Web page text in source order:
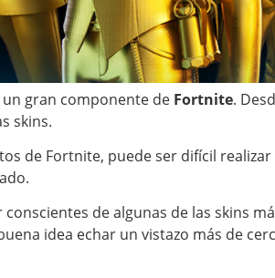
gran componente de Fortnite.
skins.
de Fortnite, puede ser difícil
de algunas de las skins
idea echar un vistazo más de